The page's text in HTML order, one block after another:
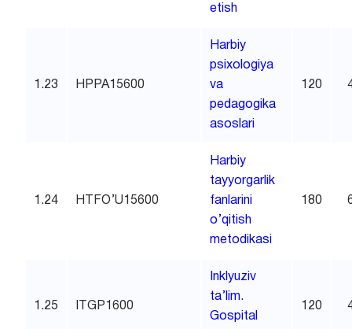
etish
1.23 HPPA15600
Harbiy
psixologiya
va
pedagogika
asoslari
120
1.24 HTFO’U15600
Harbiy
tayyorgarlik
fanlarini
o’qitish
metodikasi
180
1.25 ITGP1600
Inklyuziv
ta’lim.
Gospital
120